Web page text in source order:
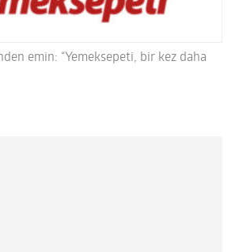
emin: “Yemeksepeti, bir kez daha